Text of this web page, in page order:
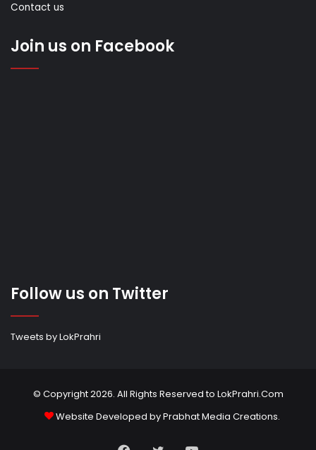
Contact us
Join us on Facebook
Follow us on Twitter
Tweets by LokPrahri
© Copyright 2026. All Rights Reserved to LokPrahri.Com
Website Developed byPrabhat Media Creations.